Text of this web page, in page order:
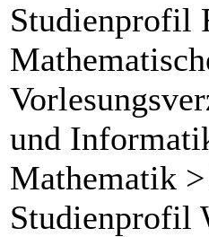
Studienprofil
und
Mathematik
Studienprofil